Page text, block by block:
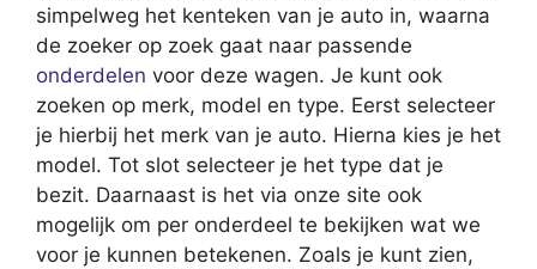
simpelweg het kenteken van je auto in, waarna
de zoeker op zoek gaat naar passende
onderdelen voor deze wagen. Je kunt ook
zoeken op merk, model en type. Eerst selecteer
je hierbij het merk van je auto. Hierna kies je het
model. Tot slot selecteer je het type dat je
bezit. Daarnaast is het via onze site ook
mogelijk om per onderdeel te bekijken wat we
voor je kunnen betekenen. Zoals je kunt zien,